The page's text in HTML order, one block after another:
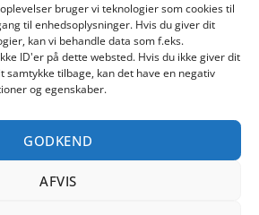
bruger vi teknologier som cookies til
til enhedsoplysninger. Hvis du giver dit
kan vi behandle data som f.eks.
ID'er på dette websted. Hvis du ikke giver dit
tilbage, kan det have en negativ
og egenskaber.
GODKEND
AFVIS
guide til online shopping
PayPal Stripe
On
METTE JENSEN